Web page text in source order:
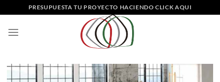
al
contenido
PRESUPUESTA TU PROYECTO HACIENDO CLICK AQUI